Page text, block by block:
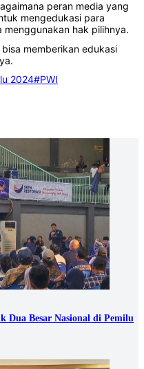
peran media yang
mengedukasi para
hak pilihnya.
memberikan edukasi
2024#PWI
Dua Besar Nasional di Pemilu